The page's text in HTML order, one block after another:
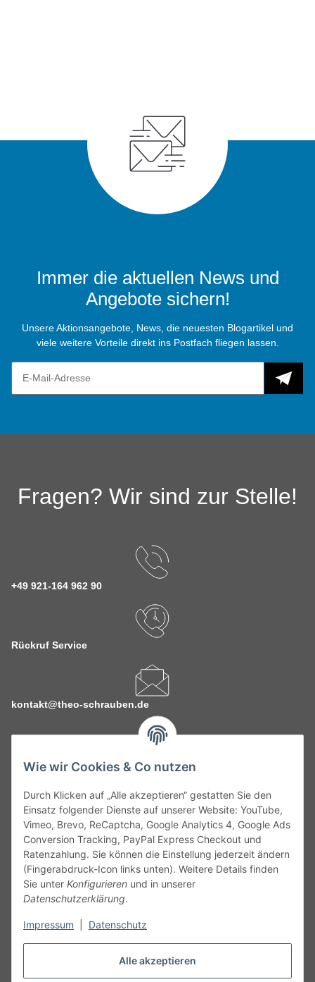
Alle akzeptieren
Wie wir Cookies & Co nutzen
Durch Klicken auf „Alle akzeptieren“ gestatten Sie den
Einsatz folgender Dienste auf unserer Website: YouTube,
Vimeo, Brevo, ReCaptcha, Google Analytics 4, Google Ads
Conversion Tracking, PayPal Express Checkout und
Ratenzahlung. Sie können die Einstellung jederzeit ändern
(Fingerabdruck-Icon links unten). Weitere Details finden
Sie unter Konfigurieren und in unserer
Datenschutzerklärung.
Impressum Datenschutz
Immer die aktuellen News und
Angebote sichern!
Unsere Aktionsangebote, News, die neuesten Blogartikel und
viele weitere Vorteile direkt ins Postfach fliegen lassen.
Fragen? Wir sind zur Stelle!
+49 921-164 962 90
Rückruf Service
kontakt@theo-schrauben.de
Service
Gesetzliche Informationen
Alle technischen Angaben ohne Gewähr. Irrtümer und fehlerhafte
Angaben vorbehalten. Wenn Sie Datenblätter oder spezielle
unseren Kundenservice. Abbildungen der Artikel können
Vertrag widerrufen